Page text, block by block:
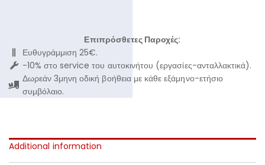
Επιπρόσθετες Παροχές:
Ευθυγράμμιση 25€.
-10% στο service του αυτοκινήτου (εργασίες-ανταλλακτικά).
Δωρεάν 3μηνη οδική βοήθεια με κάθε εξάμηνο-ετήσιο
συμβόλαιο.
Additional information